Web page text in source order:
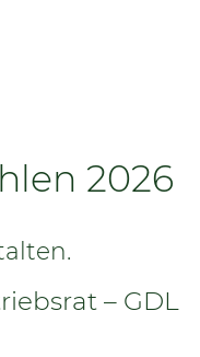
2026
– GDL